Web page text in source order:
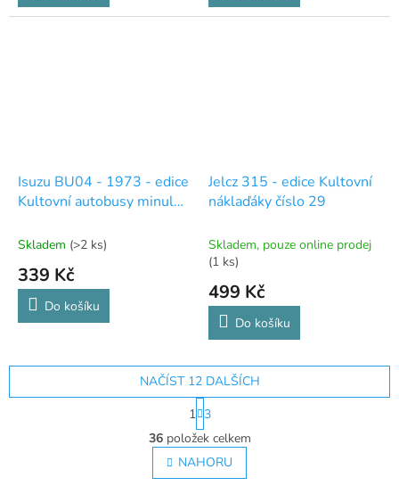
Isuzu BU04 - 1973 - edice
Kultovní autobusy minulé
Skladem (>2 ks)
339 Kč
Do košíku
Jelcz 315 - edice Kultovní
náklaďáky číslo 29
Skladem, pouze online prodej
(1 ks)
499 Kč
Do košíku
O
v
l
á
NAČÍST 12 DALŠÍCH
S
t
r
á
n
k
1 3
36položek celkem
NAHORU